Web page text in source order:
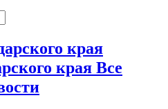
края Все